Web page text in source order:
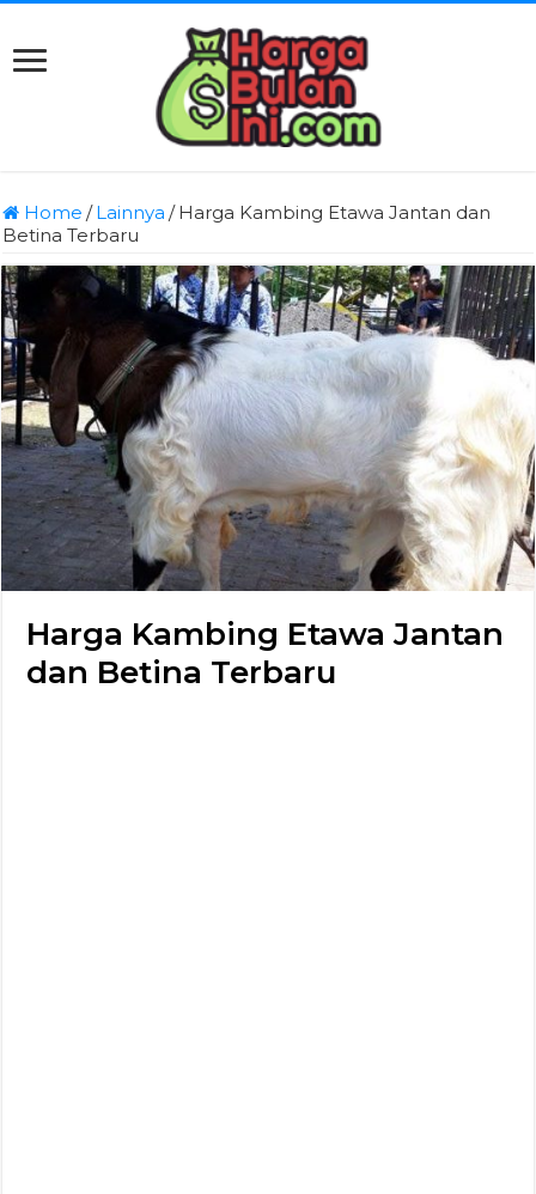
Home /Lainnya /Harga Kambing Etawa Jantan dan
Betina Terbaru
Harga Kambing Etawa Jantan
dan Betina Terbaru